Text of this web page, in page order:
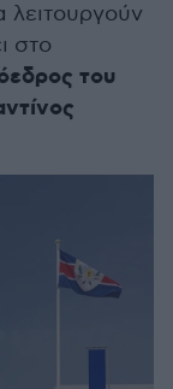
λειτουργούν
στο
του